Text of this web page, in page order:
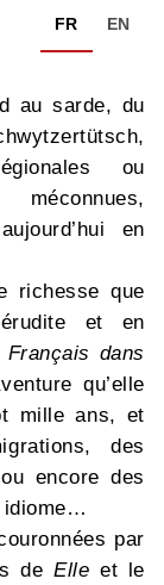
FR EN
au sarde, du
ou
en
richesse que
et en
Français dans
qu’elle
mille ans, et
des
encore des
idiome…
par
deElle et le